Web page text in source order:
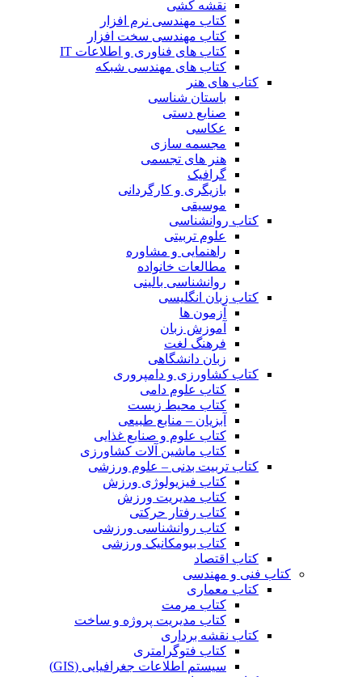
نقشه کشی
کتاب مهندسی نرم افزار
کتاب مهندسی سخت افزار
کتاب های فناوری و اطلاعات IT
کتاب های مهندسی شبکه
کتاب های هنر
باستان شناسی
صنایع دستی
عکاسی
مجسمه سازی
هنر های تجسمی
گرافیک
بازیگری و کارگردانی
موسیقی
کتاب روانشناسی
علوم تربیتی
راهنمایی و مشاوره
مطالعات خانواده
روانشناسی بالینی
کتاب زبان انگلیسی
آزمون ها
آموزش زبان
فرهنگ لغت
زبان دانشگاهی
کتاب کشاورزی و دامپروری
کتاب علوم دامی
کتاب محیط زیست
آبزیان – منابع طبیعی
کتاب علوم و صنایع غذایی
کتاب ماشین آلات کشاورزی
کتاب تربیت بدنی – علوم ورزشی
کتاب فیزیولوژی ورزش
کتاب مدیریت ورزش
کتاب رفتار حرکتی
کتاب روانشناسی ورزشی
کتاب بیومکانیک ورزشی
کتاب اقتصاد
کتاب فنی و مهندسی
کتاب معماری
کتاب مرمت
کتاب مدیریت پروژه و ساخت
کتاب نقشه برداری
کتاب فتوگرامتری
سیستم اطلاعات جغرافیایی (GIS)